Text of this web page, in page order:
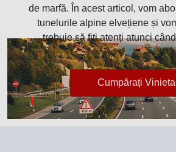
de marfă. În acest articol, vom
tunelurile alpine elvețiene și
trebuie să fiți atenți atunci
Cumpărați Vinieta